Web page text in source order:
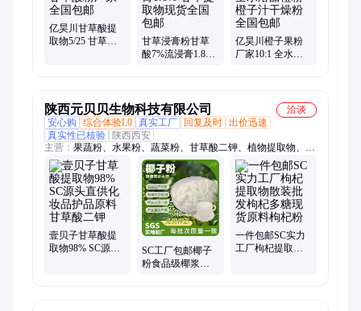
亿昊川甘草酸提
取物5/25 甘草酸
甘草浸膏粉甘草
酸7%流浸膏1.8%
亿昊川橙子果粉
厂家10:1 全水溶
陕西元贝贝生物科技有限公司
洽谈
安心购
综合体验L0 真实工厂 回复及时 出价迅速
真实性已核验 陕西西安
主营： 果蔬粉、水果粉、蔬菜粉、甘草酸二钾、植物提取物、椰
子粉、叶黄素酯、水飞蓟素、姜黄粉、人参皂苷、黄芪多糖
壹贝子甘草酸提
取物98% SC源头
SC工厂包邮椰子
粉食品级椰浆粉
一件包邮SC实力
工厂枸杞提取物